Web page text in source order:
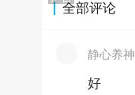
全部评论
静心养神
好